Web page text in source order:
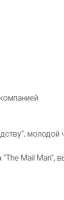
молодой
Mail Man",